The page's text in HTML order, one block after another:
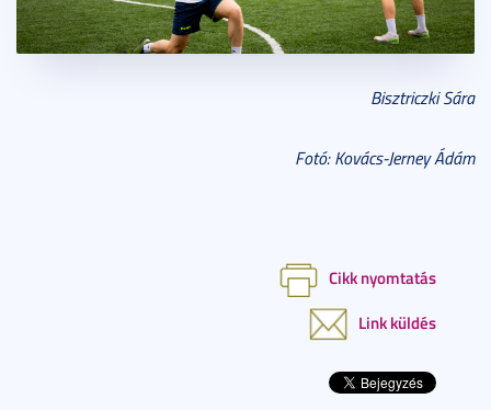
Bisztriczki Sára
Fotó: Kovács-Jerney Ádám
Cikk nyomtatás
Link küldés